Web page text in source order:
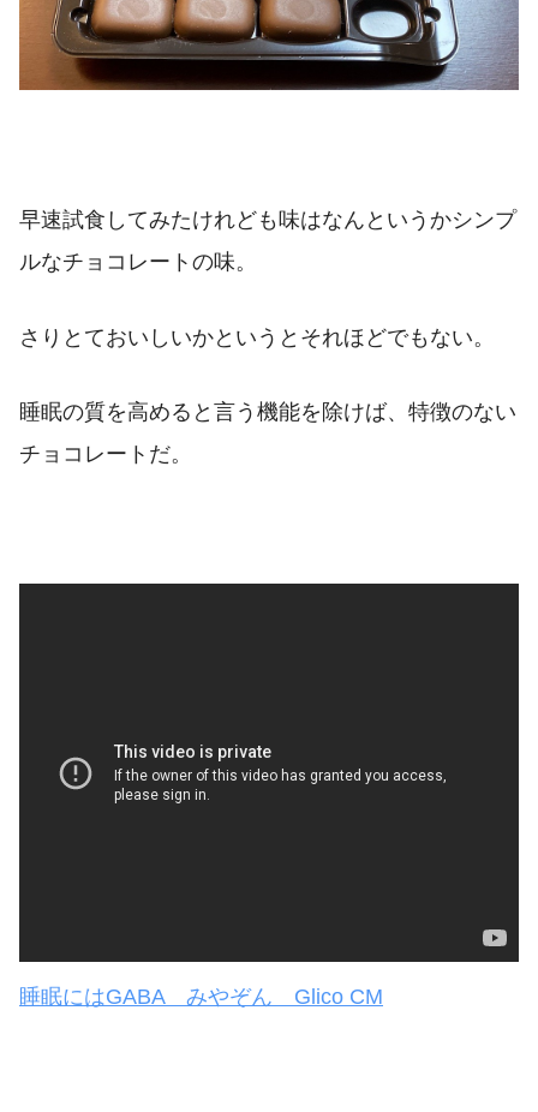
早速試食してみたけれども味はなんというかシンプ
ルなチョコレートの味。
さりとておいしいかというとそれほどでもない。
睡眠の質を高めると言う機能を除けば、特徴のない
チョコレートだ。
睡眠にはGABA みやぞん Glico CM